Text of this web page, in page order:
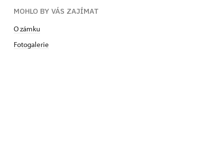
MOHLO BY VÁS ZAJÍMAT
O zámku
Fotogalerie